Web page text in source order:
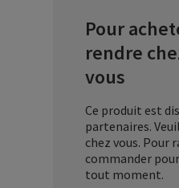
Pour
rendre
vous
Ce produit est
partenaires.
chez vous. Pour
commander
tout moment.